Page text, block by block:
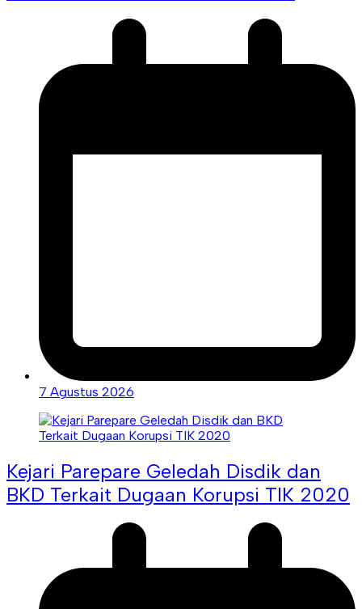
7 Agustus 2026
Kejari Parepare Geledah Disdik dan
BKD Terkait Dugaan Korupsi TIK 2020